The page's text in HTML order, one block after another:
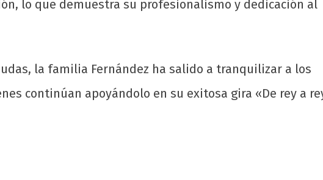
lo que demuestra su profesionalismo y dedicación al
la familia Fernández ha salido a tranquilizar a los
continúan apoyándolo en su exitosa gira «De rey a